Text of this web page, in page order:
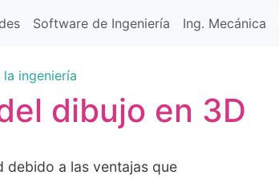
Software de Ingeniería Ing. Mecánica
ingeniería
dibujo en 3D
debido a las ventajas que